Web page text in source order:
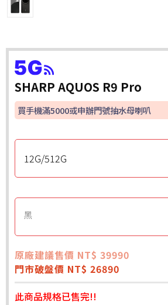
SHARP AQUOS R9 Pro
買手機滿5000或申辦門號抽水母喇叭
12G/512G
黑
原廠建議售價 NT$ 39990
門市破盤價 NT$ 26890
此商品規格已售完!!